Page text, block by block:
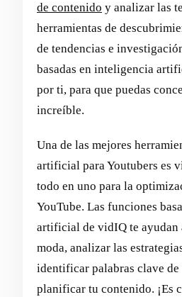
de contenido y analizar las
herramientas de
de tendencias e
basadas en inteligencia
por ti, para que puedas
increíble.
Una de las mejores
artificial para Youtubers es
todo en uno para la
YouTube. Las funciones
artificial de vidIQ te ayudan
moda, analizar las
identificar palabras clave
planificar tu contenido. ¡Es